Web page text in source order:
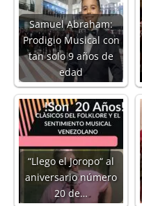
Samuel Abraham:
Prodigio Musical con
tan solo 9 años de
edad
“Llego el Joropo“ al
aniversario número
20 de…